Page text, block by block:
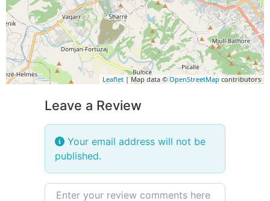
Leaflet | Map data © OpenStreetMap contributors
Leave a Review
Your email address will not be
published.
Review text